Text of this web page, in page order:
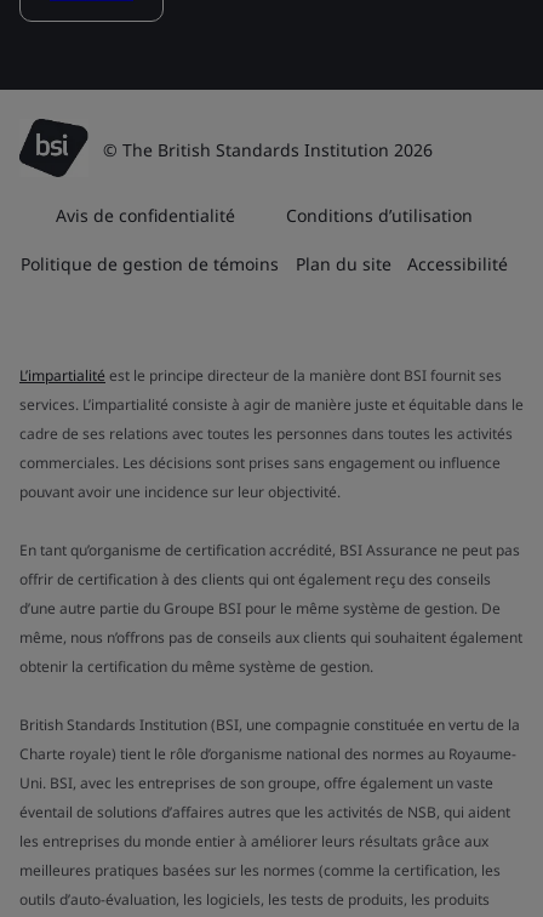
© The British Standards Institution 2026
Avis de confidentialité Conditions d’utilisation
Politique de gestion de témoins Plan du site Accessibilité
L’impartialité est le principe directeur de la manière dont BSI fournit ses
services. L’impartialité consiste à agir de manière juste et équitable dans le
cadre de ses relations avec toutes les personnes dans toutes les activités
commerciales. Les décisions sont prises sans engagement ou influence
pouvant avoir une incidence sur leur objectivité.
En tant qu’organisme de certification accrédité, BSI Assurance ne peut pas
offrir de certification à des clients qui ont également reçu des conseils
d’une autre partie du Groupe BSI pour le même système de gestion. De
même, nous n’offrons pas de conseils aux clients qui souhaitent également
obtenir la certification du même système de gestion.
British Standards Institution (BSI, une compagnie constituée en vertu de la
Charte royale) tient le rôle d’organisme national des normes au Royaume-
Uni. BSI, avec les entreprises de son groupe, offre également un vaste
éventail de solutions d’affaires autres que les activités de NSB, qui aident
les entreprises du monde entier à améliorer leurs résultats grâce aux
meilleures pratiques basées sur les normes (comme la certification, les
outils d’auto-évaluation, les logiciels, les tests de produits, les produits